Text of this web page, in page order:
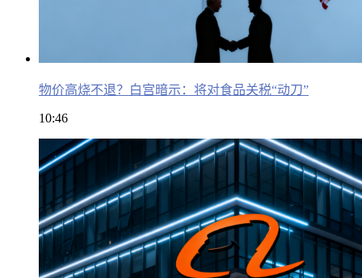
物价高烧不退？白宫暗示：将对食品关税“动刀”
10:46